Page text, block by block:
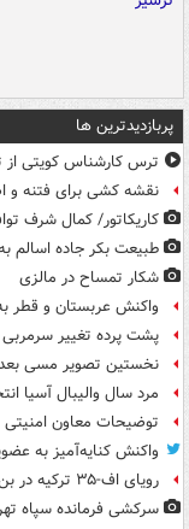
پربازدیدترین ها
ترس کارشناس کویتی از
نقشه کشی برای فتنه و
کاریکاتور/ کمال شرف
طبیعت بکر جاده اسالم
شکار تمساح در مالزی
واکنش عربستان و قطر
پشت پرده تغییر سرمربی
نخستین تصویر مسی بعد
مرد سال والیبال آسیا
توضیحات معاون امنیتی
واکنش کنایه‌آمیز به
رویای اف-۳۵ ترکیه در بن‌بست
سرکشی فرمانده سپاه